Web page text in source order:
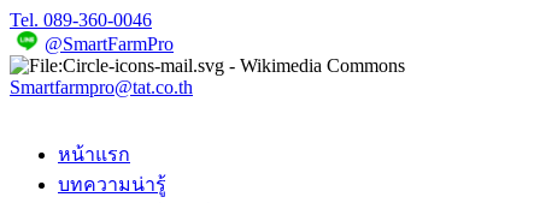
Tel. 089-360-0046
@SmartFarmPro
Smartfarmpro@tat.co.th
หน้าแรก
บทความน่ารู้